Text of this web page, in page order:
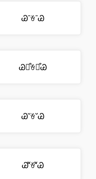
Ꮚ¯ꈊ¯Ꮚ
Ꮚ꒵͒ꈊ꒵͒Ꮚ
Ꮚ˘ꈊ˘Ꮚ
ᏊʻัꈊʻัᏊ